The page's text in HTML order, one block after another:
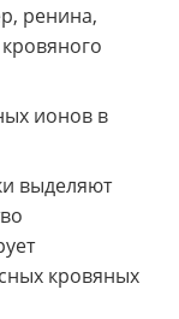
ренина,
ионов в
выделяют
кровяных